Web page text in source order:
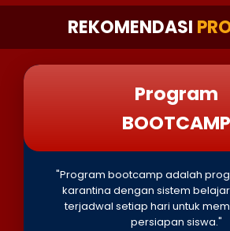
REKOMENDASI
Program
BOOTCAMP
"Program bootcamp adalah
karantina dengan sistem
terjadwal setiap hari untuk
persiapan siswa."